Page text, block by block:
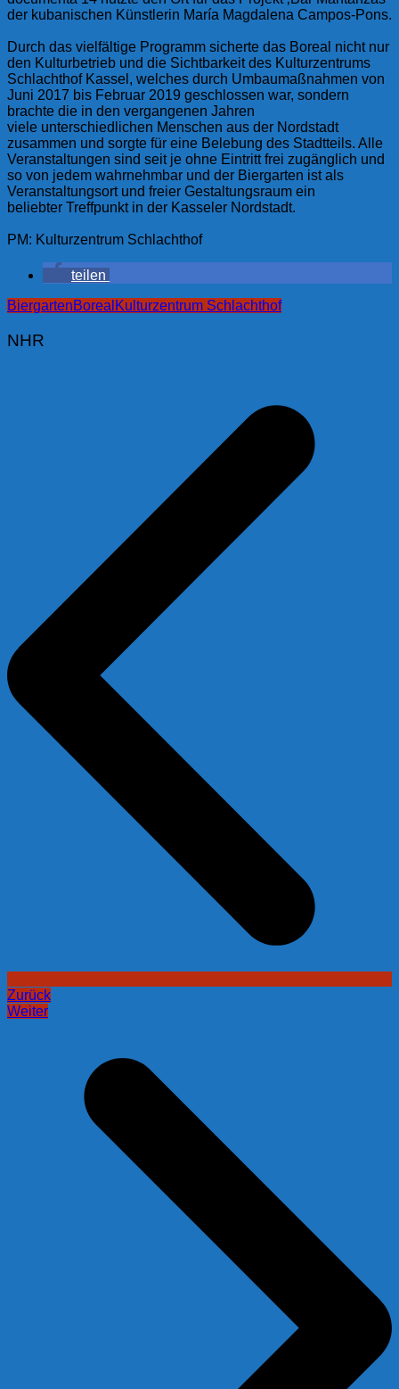
der kubanischen Künstlerin María Magdalena Campos-Pons.
Durch das vielfältige Programm sicherte das Boreal nicht nur
den Kulturbetrieb und die Sichtbarkeit des Kulturzentrums
Schlachthof Kassel, welches durch Umbaumaßnahmen von
Juni 2017 bis Februar 2019 geschlossen war, sondern
brachte die in den vergangenen Jahren
viele unterschiedlichen Menschen aus der Nordstadt
zusammen und sorgte für eine Belebung des Stadtteils. Alle
Veranstaltungen sind seit je ohne Eintritt frei zugänglich und
so von jedem wahrnehmbar und der Biergarten ist als
Veranstaltungsort und freier Gestaltungsraum ein
beliebter Treffpunkt in der Kasseler Nordstadt.
PM: Kulturzentrum Schlachthof
teilen
BiergartenBoreal Kulturzentrum Schlachthof
NHR
Zurück
Weiter